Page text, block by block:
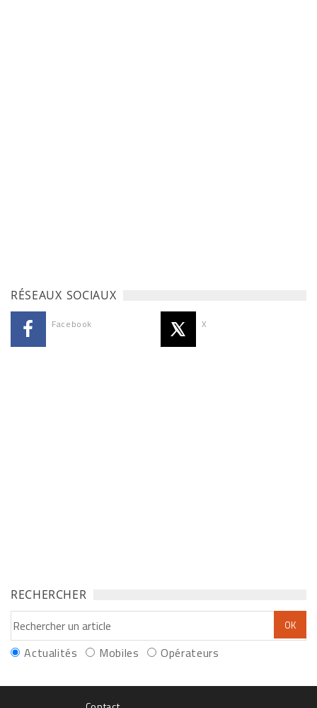
RÉSEAUX SOCIAUX
Facebook X
RECHERCHER
Actualités Mobiles Opérateurs